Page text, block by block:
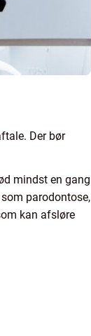
Der bør
mindst en gang
parodontose,
kan afsløre